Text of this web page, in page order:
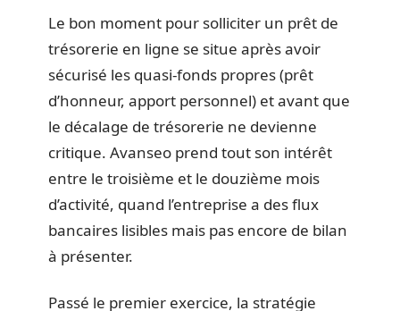
Le bon moment pour solliciter un prêt de
trésorerie en ligne se situe après avoir
sécurisé les quasi-fonds propres (prêt
d’honneur, apport personnel) et avant que
le décalage de trésorerie ne devienne
critique. Avanseo prend tout son intérêt
entre le troisième et le douzième mois
d’activité, quand l’entreprise a des flux
bancaires lisibles mais pas encore de bilan
à présenter.
Passé le premier exercice, la stratégie